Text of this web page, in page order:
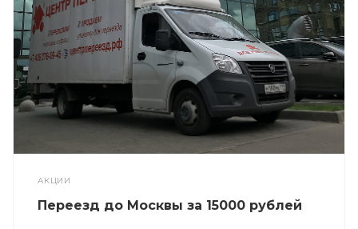
АКЦИИ
Переезд до Москвы за 15000 рублей